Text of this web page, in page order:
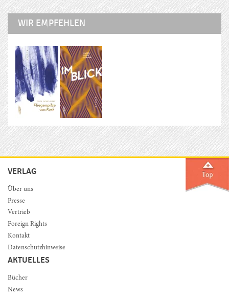
WIR EMPFEHLEN
VERLAG
Über uns
Presse
Vertrieb
Foreign Rights
Kontakt
Datenschutzhinweise
AKTUELLES
Bücher
News